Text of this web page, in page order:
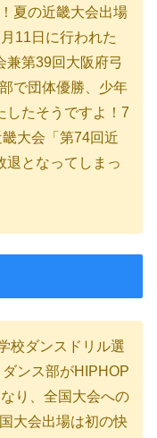
夏の近畿大会出場
11日に行われた
兼第39回大阪府弓
で団体優勝、少年
したそうですよ！7
大会「第74回近
退となってしまっ
校ダンスドリル選
ンス部がHIPHOP
り、全国大会への
大会出場は初の快